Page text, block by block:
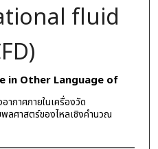
fluid
in Other Language of
ากาศภายในเครื่องวัด
ลศาสตร์ของไหลเชิงคำนวณ